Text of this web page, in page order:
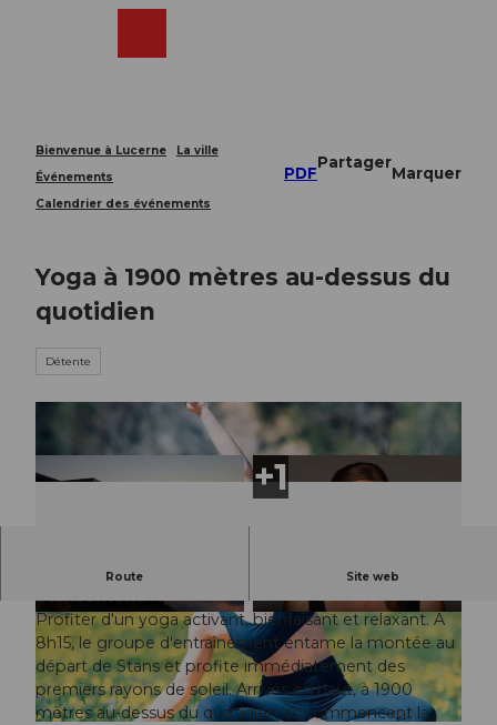
Bienvenue à Lucerne
La ville
Événements
Calendrier des événements
PDF
Partager
Marquer
Yoga à 1900 mètres au-dessus du
quotidien
Détente
© Guidle.com © Guidle.com
Route Site web
Une expérience sportive et culinaire sur le
Stanserhorn.
Profiter d'un yoga activant, bienfaisant et relaxant. A
8h15, le groupe d'entraînement entame la montée au
départ de Stans et profite immédiatement des
premiers rayons de soleil. Arrivés en haut, à 1900
mètres au-dessus du quotidien, ils commencent la